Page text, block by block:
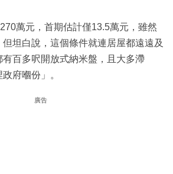
萬元，首期估計僅13.5萬元，雖然
坦白說，這個條件就連居屋都遠遠及
百多呎開放式納米盤，且大多滯
府嗰份」。
廣告